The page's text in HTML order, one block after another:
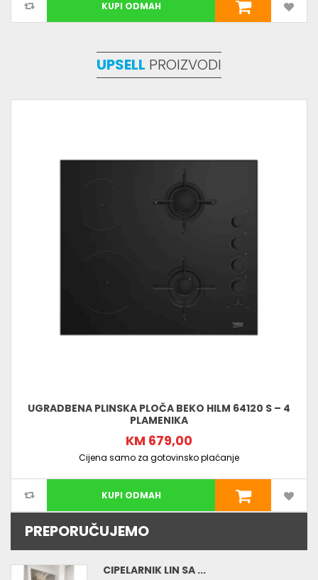
KUPI ODMAH
UPSELL PROIZVODI
UGRADBENA PLINSKA PLOČA BEKO HILM 64120 S – 4
PLAMENIKA
KM 679,00
Cijena samo za gotovinsko plaćanje
KUPI ODMAH
PREPORUČUJEMO
CIPELARNIK LIN SA ...